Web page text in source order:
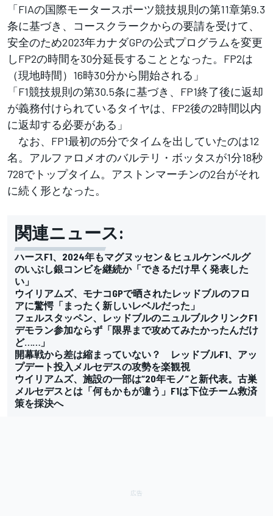
「FIAの国際モータースポーツ競技規則の第11章第9.3
条に基づき、コースクラークからの要請を受けて、
安全のため2023年カナダGPの公式プログラムを変更
しFP2の時間を30分延長することとなった。FP2は
（現地時間）16時30分から開始される」
「F1競技規則の第30.5条に基づき、FP1終了後に返却
が義務付けられているタイヤは、FP2後の2時間以内
に返却する必要がある」
なお、FP1最初の5分でタイムを出していたのは12
名。アルファロメオのバルテリ・ボッタスが1分18秒
728でトップタイム。アストンマーチンの2台がそれ
に続く形となった。
関連ニュース:
ハースF1、2024年もマグヌッセン＆ヒュルケンベルグ
のいぶし銀コンビを継続か「できるだけ早く発表した
い」
ウイリアムズ、モナコGPで晒されたレッドブルのフロ
アに驚愕「まったく新しいレベルだった」
フェルスタッペン、レッドブルのニュルブルクリンクF1
デモラン参加ならず「限界まで攻めてみたかったんだけ
ど……」
開幕戦から差は縮まっていない？ レッドブルF1、アッ
プデート投入メルセデスの攻勢を楽観視
ウイリアムズ、施設の一部は“20年モノ”と新代表。古巣
メルセデスとは「何もかもが違う」F1は下位チーム救済
策を採決へ